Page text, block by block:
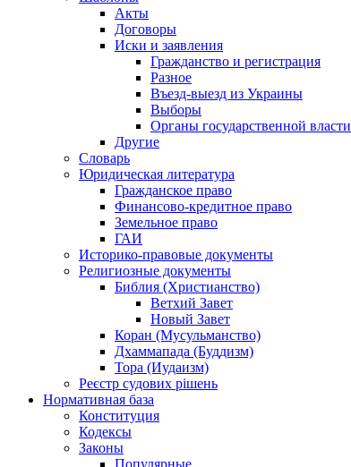
Акты
Договоры
Иски и заявления
Гражданство и регистрация
Разное
Въезд-выезд из Украины
Выборы
Органы государственной власти
Другие
Словарь
Юридическая литература
Гражданское право
Финансово-кредитное право
Земельное право
ГАИ
Историко-правовые документы
Религиозные документы
Библия (Христианство)
Ветхий Завет
Новый Завет
Коран (Мусульманство)
Дхаммапада (Буддизм)
Тора (Иудаизм)
Реєстр судових рішень
Нормативная база
Конституция
Кодексы
Законы
Популярные